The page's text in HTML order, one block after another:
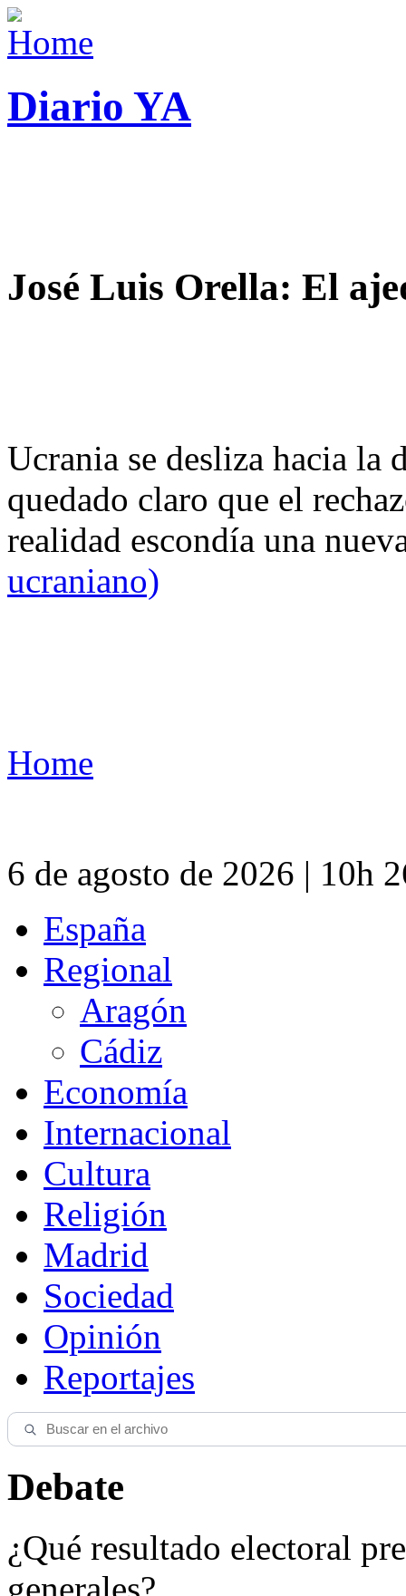
Diario YA
José Luis Orella: El
Ucrania se desliza hacia
quedado claro que el
realidad escondía una
ucraniano)
Home
6 de agosto de 2026 | 10h
España
Regional
Aragón
Cádiz
Economía
Internacional
Cultura
Religión
Madrid
Sociedad
Opinión
Reportajes
Debate
¿Qué resultado electoral
generales?